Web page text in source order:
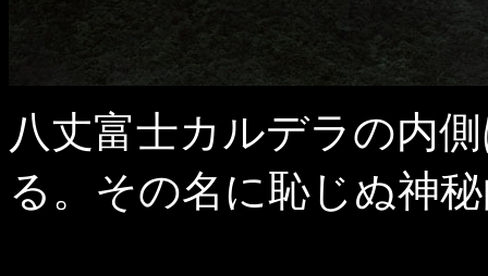
八丈富士カルデラの内
る。その名に恥じぬ神